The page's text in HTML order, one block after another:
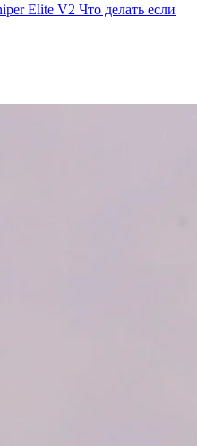
Elite V2 Что делать если